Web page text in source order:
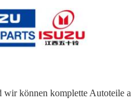
wir können komplette Autoteile